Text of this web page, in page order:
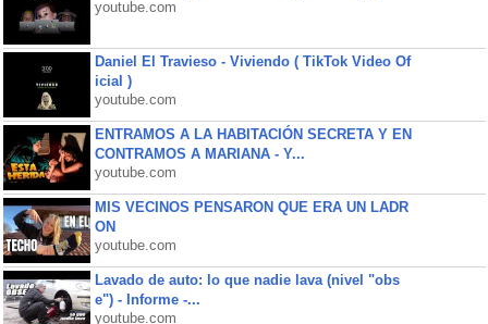
youtube.com
Daniel El Travieso - Viviendo ( TikTok Video Of
icial )
youtube.com
ENTRAMOS A LA HABITACIÓN SECRETA Y EN
CONTRAMOS A MARIANA - Y...
youtube.com
MIS VECINOS PENSARON QUE ERA UN LADR
ON
youtube.com
Lavado de auto: lo que nadie lava (nivel "obs
e") - Informe -...
youtube.com